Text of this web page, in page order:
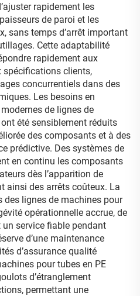
rapidement les
de paroi et les
sans temps d’arrêt important
Cette adaptabilité
rapidement aux
spécifications clients,
concurrentiels dans des
Les besoins en
de lignes de
été sensiblement réduits
des composants et à des
prédictive. Des systèmes de
en continu les composants
dès l’apparition de
ainsi des arrêts coûteux. La
des lignes de machines pour
opérationnelle accrue, de
service fiable pendant
d’une maintenance
d’assurance qualité
pour tubes en PE
d’étranglement
permettant une